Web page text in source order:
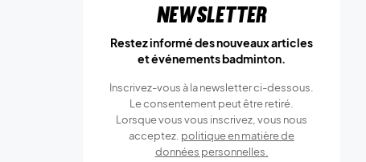
Newsletter
Restez informé des nouveaux articles
et événements badminton.
Inscrivez-vous à la newsletter ci-dessous.
Le consentement peut être retiré.
Lorsque vous vous inscrivez, vous nous
acceptez. politique en matière de
données personnelles.